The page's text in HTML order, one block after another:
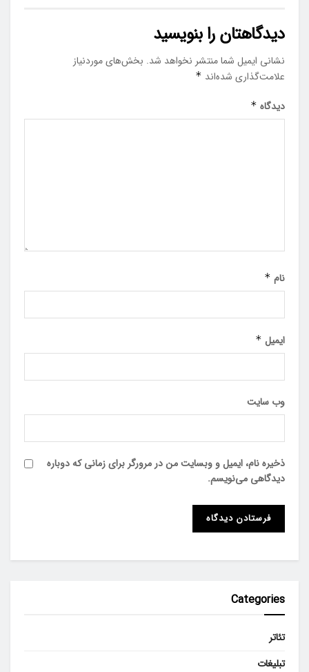
دیدگاهتان را بنویسید
نشانی ایمیل شما منتشر نخواهد شد. بخش‌های موردنیاز
علامت‌گذاری شده‌اند *
دیدگاه *
نام *
ایمیل *
وب‌ سایت
ذخیره نام، ایمیل و وبسایت من در مرورگر برای زمانی که دوباره
دیدگاهی می‌نویسم.
Categories
تئاتر
تبلیغات